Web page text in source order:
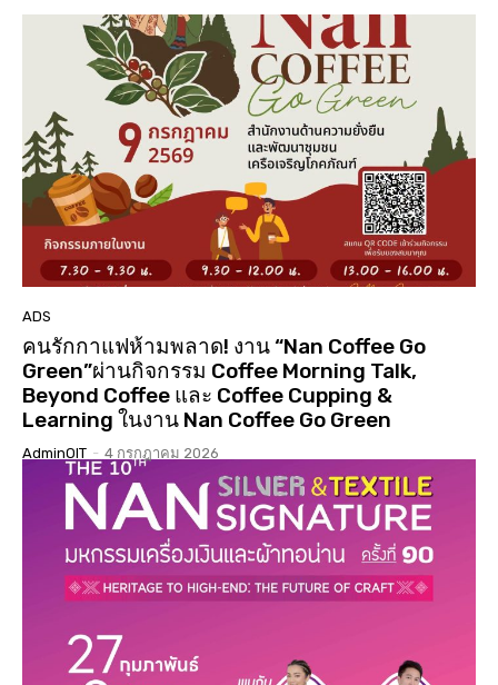
เชอรี่ ส่งกำลังใจน้ำท่วมเหนือ ห่วงคนที่บ้านเกิด
จ.น่าน #เชอรี่ #เชอรี่เข็มอัปสร #น้ำท่วมเหนือ #น่าน
04:11
มูลนิธิเพชรเกษมน่าน ทอดผ้าป่าสามัคคี ณ มูลนิธิ
เพชรเกษมน่าน (สำนักงานใหญ่ท่าวังผา) ปี 68
01:01:17
นมัสการสรงน้ำองค์พระบรมสารีริกธาตุ 3 แผ่นดิน ปี
2568 วัดเจดีย์ ต.ดู่ใต้ อ.เมือง จ.น่าน
02:07:34
ประกวดเทพีสงกรานต์คิมหันต์ฤดู น่านนครประจำปี
2568( จัดงาน 14 เมษายน 68 )( LGBTQ )
04:23:07
“#เสน่หา #มนตรา #น่านนครา #เมืองเก่ามีชีวิต”
ADS
คนรักกาแฟห้ามพลาด! งาน “Nan Coffee Go
Green”ผ่านกิจกรรม Coffee Morning Talk,
Beyond Coffee และ Coffee Cupping &
Learning ในงาน Nan Coffee Go Green
AdminOIT - 4 กรกฎาคม 2026